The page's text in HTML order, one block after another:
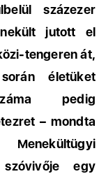
százezer
jutott el
tengeren át,
életüket
pedig
– mondta
szóvivője egy